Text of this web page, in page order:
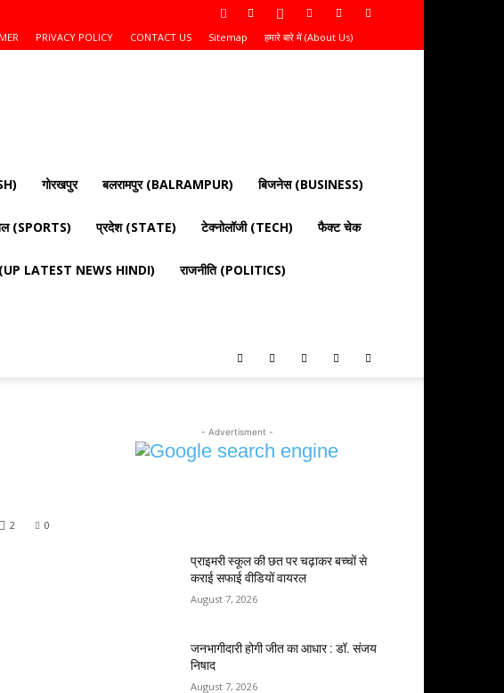
PRIVACY POLICY CONTACT US Sitemap हमारे बारे में (About Us)
गोरखपुर बलरामपुर (BALRAMPUR) बिजनेस (BUSINESS)
(SPORTS) प्रदेश (STATE) टेक्नोलॉजी (TECH) फैक्ट चेक
(UP LATEST NEWS HINDI) राजनीति (POLITICS)
0
2
- Advertisment -
प्राइमरी स्कूल की छत पर चढ़ाकर बच्चों से
कराई सफाई वीडियों वायरल
August 7, 2026
जनभागीदारी होगी जीत का आधार : डॉ. संजय
निषाद
August 7, 2026